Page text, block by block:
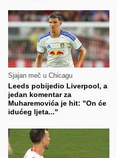
Sjajan meč u Chicagu
Leeds pobijedio Liverpool, a
jedan komentar za
Muharemovića je hit: "On će
idućeg ljeta..."